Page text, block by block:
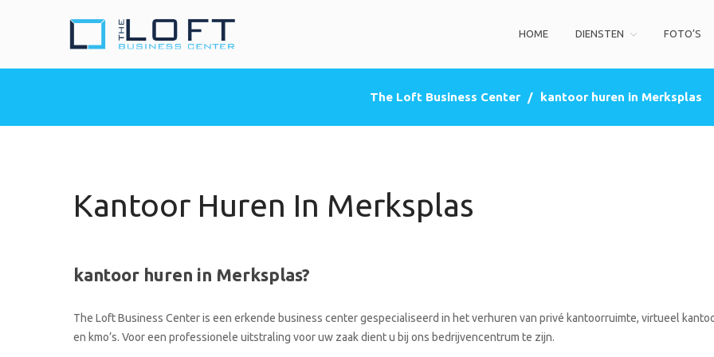
HOME DIENSTEN FOTO’S
The Loft Business Center / kantoor huren in Merksplas
Kantoor Huren In Merksplas
kantoor huren in Merksplas?
The Loft Business Center is een erkende business center gespecialiseerd in het verhuren van privé kantoorruimte, virtueel
en kmo’s. Voor een professionele uitstraling voor uw zaak dient u bij ons bedrijvencentrum te zijn.